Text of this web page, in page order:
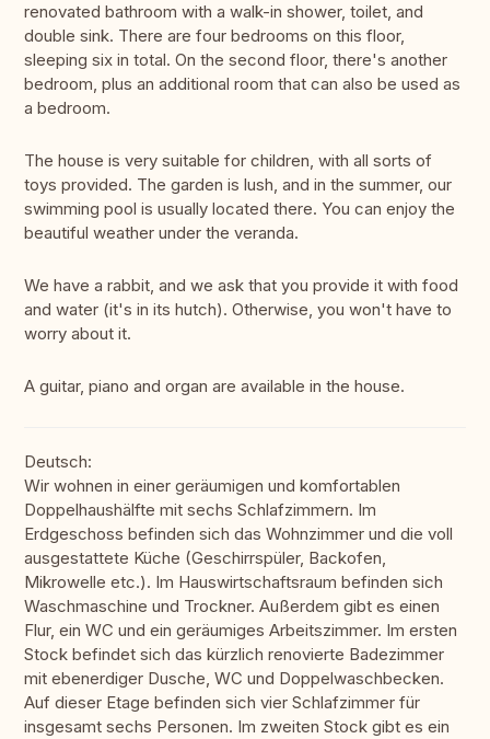
renovated bathroom with a walk-in shower, toilet, and
double sink. There are four bedrooms on this floor,
sleeping six in total. On the second floor, there's another
bedroom, plus an additional room that can also be used as
a bedroom.
The house is very suitable for children, with all sorts of
toys provided. The garden is lush, and in the summer, our
swimming pool is usually located there. You can enjoy the
beautiful weather under the veranda.
We have a rabbit, and we ask that you provide it with food
and water (it's in its hutch). Otherwise, you won't have to
worry about it.
A guitar, piano and organ are available in the house.
Deutsch:
Wir wohnen in einer geräumigen und komfortablen
Doppelhaushälfte mit sechs Schlafzimmern. Im
Erdgeschoss befinden sich das Wohnzimmer und die voll
ausgestattete Küche (Geschirrspüler, Backofen,
Mikrowelle etc.). Im Hauswirtschaftsraum befinden sich
Waschmaschine und Trockner. Außerdem gibt es einen
Flur, ein WC und ein geräumiges Arbeitszimmer. Im ersten
Stock befindet sich das kürzlich renovierte Badezimmer
mit ebenerdiger Dusche, WC und Doppelwaschbecken.
Auf dieser Etage befinden sich vier Schlafzimmer für
insgesamt sechs Personen. Im zweiten Stock gibt es ein